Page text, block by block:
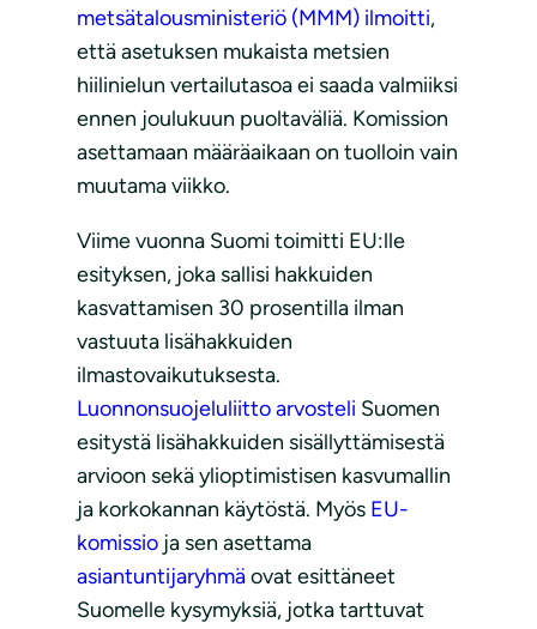
metsätalousministeriö (MMM) ilmoitti,
että asetuksen mukaista metsien
hiilinielun vertailutasoa ei saada valmiiksi
ennen joulukuun puoltaväliä. Komission
asettamaan määräaikaan on tuolloin vain
muutama viikko.
Viime vuonna Suomi toimitti EU:lle
esityksen, joka sallisi hakkuiden
kasvattamisen 30 prosentilla ilman
vastuuta lisähakkuiden
ilmastovaikutuksesta.
Luonnonsuojeluliitto arvosteli Suomen
esitystä lisähakkuiden sisällyttämisestä
arvioon sekä ylioptimistisen kasvumallin
ja korkokannan käytöstä. Myös EU-
komissio ja sen asettama
asiantuntijaryhmäovat esittäneet
Suomelle kysymyksiä, jotka tarttuvat